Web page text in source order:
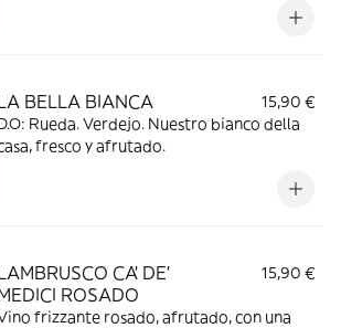
BELLA BIANCA
15,90 €
Rueda. Verdejo. Nuestro bianco della
fresco y afrutado.
CA' DE'
ROSADO
15,90 €
frizzante rosado, afrutado, con una